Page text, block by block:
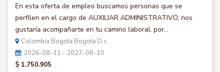
En esta oferta de empleo buscamos personas que se
perfilen en el cargo de AUXILIAR ADMINISTRATIVO, nos
gustaría acompañarte en tu camino laboral, por...
Colombia Bogota Bogota D.c.
2026-08-11 - 2027-08-10
$ 1.750.905